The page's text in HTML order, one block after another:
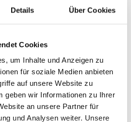
Details Über Cookies
Cookies
um Inhalte und Anzeigen zu
für soziale Medien anbieten
auf unsere Website zu
geben wir Informationen zu Ihrer
an unsere Partner für
und Analysen weiter. Unsere
Gut verpackt für
beschädigungsfreie
Lieferung
1 Monat risikofreies
Rückgaberecht